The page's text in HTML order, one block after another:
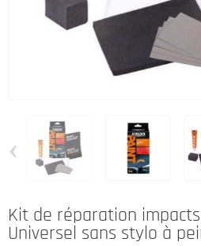
‹
Kit de réparation
Universel sans stylo à